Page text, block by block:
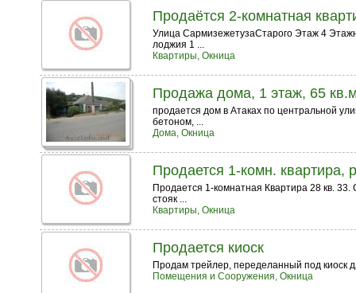
Продаётся 2-комнатная
Улица СармизежетузаСтарого Этаж 4
лоджия 1 ...
Квартиры, Окница
Продажа дома, 1 этаж, 65
продается дом в Атаках по центральной
бетоном, ...
Дома, Окница
Продается 1-комн. квартира,
Продается 1-комнатная Квартира 28 кв.
стояк ...
Квартиры, Окница
Продается киоск
Продам трейлер, переделанный под киоск
Помещения и Сооружения, Окница